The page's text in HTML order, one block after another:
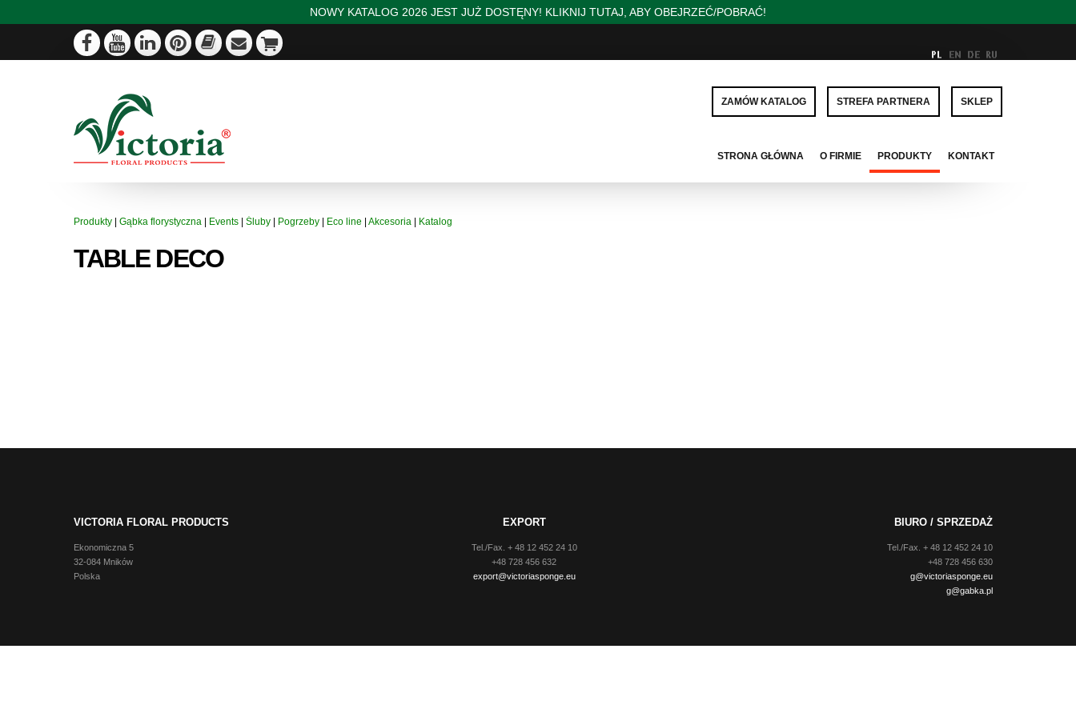
NOWY KATALOG 2026 JEST JUŻ DOSTĘNY! KLIKNIJ TUTAJ, ABY OBEJRZEĆ/POBRAĆ!
ZAMÓW KATALOG STREFA PARTNERA SKLEP
STRONA GŁÓWNA O FIRMIE PRODUKTY KONTAKT
Produkty Gąbka florystyczna Events Śluby Pogrzeby Eco line Akcesoria Katalog
TABLE DECO
VICTORIA FLORAL PRODUCTS
Ekonomiczna 5
32-084 Mników
Polska
EXPORT
Tel./Fax. + 48 12 452 24 10
+48 728 456 632
export@victoriasponge.eu
BIURO / SPRZEDAŻ
Tel./Fax. + 48 12 452 24 10
+48 728 456 630
g@victoriasponge.eu
g@gabka.pl